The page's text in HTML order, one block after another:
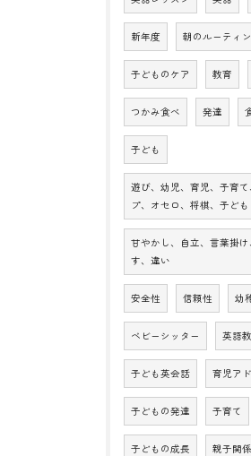
新年度 朝のルーティン
子どものケア 教育
つかみ食べ 発達
子ども
遊び、幼児、育児、子育
プ、オセロ、将棋、子ども
甘やかし、自立、言葉掛
す、違い
安全性 信頼性 幼
ベビーシッター 英語
子ども英会話 育児ア
子どもの発達 子育て
子どもの成長 親子関係